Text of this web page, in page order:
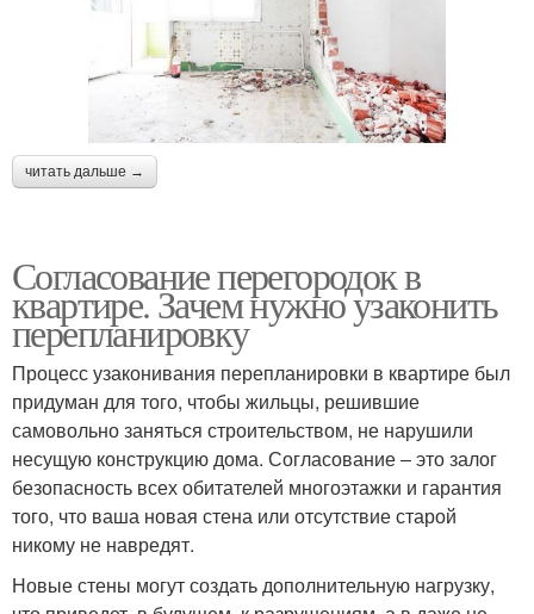
читать дальше →
Согласование перегородок в
квартире. Зачем нужно узаконить
перепланировку
Процесс узаконивания перепланировки в квартире был
придуман для того, чтобы жильцы, решившие
самовольно заняться строительством, не нарушили
несущую конструкцию дома. Согласование ‒ это залог
безопасность всех обитателей многоэтажки и гарантия
того, что ваша новая стена или отсутствие старой
никому не навредят.
Новые стены могут создать дополнительную нагрузку,